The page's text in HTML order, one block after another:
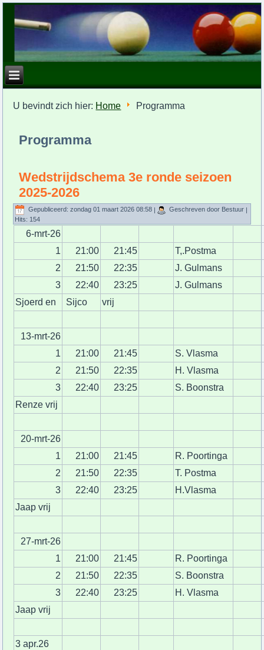
U bevindt zich hier: Home Programma
Programma
Wedstrijdschema 3e ronde seizoen
2025-2026
Gepubliceerd: zondag 01 maart 2026 08:58 | Geschreven door Bestuur |
Hits: 154
6-mrt-26
1
21:00 21:45
T,.Postma
2
21:50 22:35
J. Gulmans
3
22:40 23:25
J. Gulmans
Sjoerd en
Sijco vrij
13-mrt-26
1
21:00 21:45
S. Vlasma
2
21:50 22:35
H. Vlasma
3
22:40 23:25
S. Boonstra
Renze vrij
20-mrt-26
1
21:00 21:45
R. Poortinga
2
21:50 22:35
T. Postma
3
22:40 23:25
H.Vlasma
Jaap vrij
27-mrt-26
1
21:00 21:45
R. Poortinga
2
21:50 22:35
S. Boonstra
3
22:40 23:25
H. Vlasma
Jaap vrij
3 apr.26